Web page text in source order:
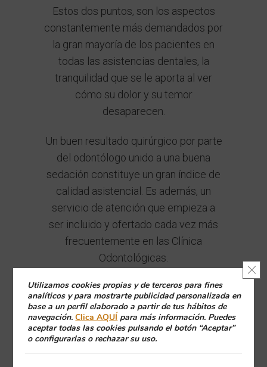
Estos dos puntos, son los aspectos
constantemente más demandados por
la gran mayoría de los pacientes en
todas las asistencias dentales, la
tranquilidad que se le aporta al ver
cómo su dolor y su temor
desaparecen.
Un buen resultado quirúrgico por parte
del odontólogo unido a una buena
sedación constituye un gran índice de
calidad asistencial. Es además, un
servicio de atención que empieza a
ser incluido y ofertado cada vez más
frecuentemente en las Clínica
Odontológicas.
Durante la cirugía se hace necesario el
solucionar en forma intensiva y segura
los problemas médicos que al
Utilizamos cookies propias y de terceros para fines
analíticos y para mostrarte publicidad personalizada en
base a un perfil elaborado a partir de tus hábitos de
navegación.Clica AQUÍ para más información. Puedes
aceptar todas las cookies pulsando el botón “Aceptar”
o configurarlas o rechazar su uso.